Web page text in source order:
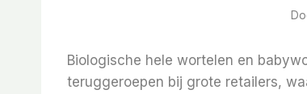
Biologische hele wortelen en
teruggeroepen bij grote retailers,